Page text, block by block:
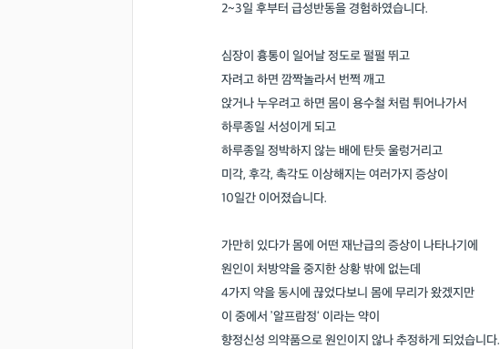
2~3일 후부터 급성반동을 경험하였습니다.
심장이 흉통이 일어날 정도로 펄펄 뛰고
자려고 하면 깜짝놀라서 번쩍 깨고
앉거나 누우려고 하면 몸이 용수철 처럼 튀어나가서
하루종일 서성이게 되고
하루종일 정박하지 않는 배에 탄듯 울렁거리고
미각, 후각, 촉각도 이상해지는 여러가지 증상이
10일간 이어졌습니다.
가만히 있다가 몸에 어떤 재난급의 증상이 나타나기에
원인이 처방약을 중지한 상황 밖에 없는데
4가지 약을 동시에 끊었다보니 몸에 무리가 왔겠지만
이 중에서 ’알프람정‘ 이라는 약이
향정신성 의약품으로 원인이지 않나 추정하게 되었습니다.